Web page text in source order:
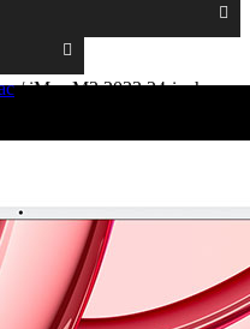
/iMac M3 2023 24-inch
/ 512GB SSD